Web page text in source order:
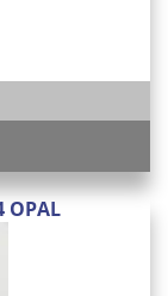
OPAL